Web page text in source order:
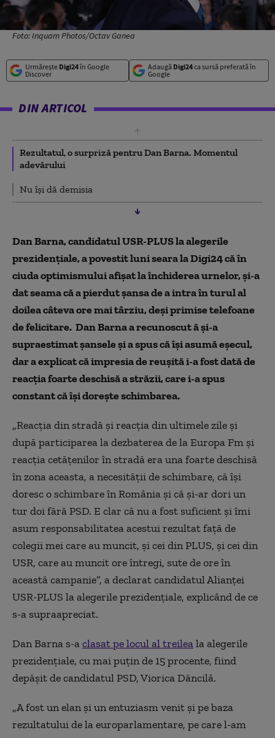
Foto: Inquam Photos/Octav Ganea
Urmărește Digi24în Google
Discover
Adaugă Digi24ca sursă preferată în
Google
DIN ARTICOL
Rezultatul, o surpriză pentru Dan Barna. Momentul
adevărului
Nu își dă demisia
Dan Barna, candidatul USR-PLUS la alegerile
prezidențiale, a povestit luni seara la Digi24 că în
ciuda optimismului afișat la închiderea urnelor, și-a
dat seama că a pierdut șansa de a intra în turul al
doilea câteva ore mai târziu, deși primise telefoane
de felicitare. Dan Barna a recunoscut ă și-a
supraestimat șansele și a spus că își asumă eșecul,
dar a explicat că impresia de reușită i-a fost dată de
reacția foarte deschisă a străzii, care i-a spus
constant că își dorește schimbarea.
„Reacţia din stradă şi reacţia din ultimele zile şi
după participarea la dezbaterea de la Europa Fm şi
reacţia cetăţenilor în stradă era una foarte deschisă
în zona aceasta, a necesităţii de schimbare, că îşi
doresc o schimbare în România şi că şi-ar dori un
tur doi fără PSD. E clar că nu a fost suficient şi îmi
asum responsabilitatea acestui rezultat faţă de
colegii mei care au muncit, şi cei din PLUS, şi cei din
USR, care au muncit ore întregi, sute de ore în
această campanie”, a declarat candidatul Alianței
USR-PLUS la alegerile prezidențiale, explicând de ce
s-a supraapreciat.
Dan Barna s-aclasat pe locul al treileala alegerile
prezidențiale, cu mai puțin de 15 procente, fiind
depășit de candidatul PSD, Viorica Dăncilă.
„A fost un elan şi un entuziasm venit şi pe baza
rezultatului de la europarlamentare, pe care l-am